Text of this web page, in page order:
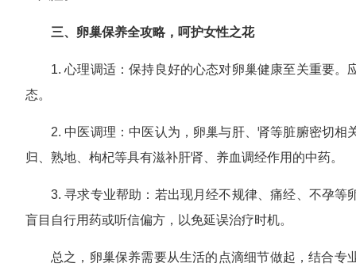
三、卵巢保养全攻略，呵护女性之花
1. 心理调适：保持良好的心态对卵巢健康至关重要
态。
2. 中医调理：中医认为，卵巢与肝、肾等脏腑密切
归、熟地、枸杞等具有滋补肝肾、养血调经作用的中药。
3. 寻求专业帮助：若出现月经不规律、痛经、不孕
盲目自行用药或听信偏方，以免延误治疗时机。
总之，卵巢保养需要从生活的点滴细节做起，结合